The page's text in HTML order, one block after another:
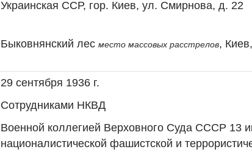
Украинская ССР, гор. Киев, ул. Смирнова, д. 22
Быковнянский лес место массовых расстрелов,
29 сентября 1936 г.
Сотрудниками НКВД
Военной коллегией Верховного Суда СССР 13
националистической фашистской и